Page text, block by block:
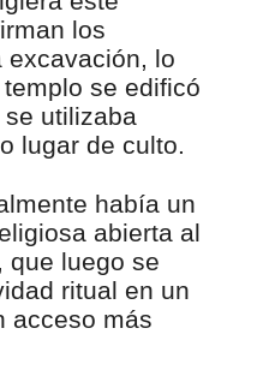
los
excavación, lo
se edificó
utilizaba
lugar de culto.
había un
abierta al
que luego se
ritual en un
acceso más